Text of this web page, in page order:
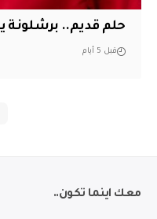
حلم قديم.. برشلونة
قبل 5 أيام
معك اينما تكون..